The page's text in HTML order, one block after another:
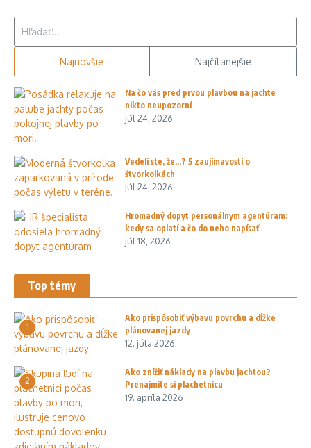
Najnovšie Najčítanejšie
Na čo vás pred prvou plavbou na jachte
nikto neupozorní
júl 24, 2026
Vedeli ste, že…? 5 zaujímavostí o
štvorkolkách
júl 24, 2026
Hromadný dopyt personálnym agentúram:
kedy sa oplatí a čo do neho napísať
júl 18, 2026
Top témy
1
Ako prispôsobiť výbavu povrchu a dĺžke
plánovanej jazdy
12. júla 2026
2
Ako znížiť náklady na plavbu jachtou?
Prenajmite si plachetnicu
19. apríla 2026